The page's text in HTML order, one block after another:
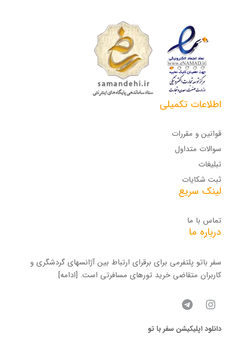
اطلاعات تکمیلی
قوانین و مقررات
سوالات متداول
تبلیغات
ثبت شکایات
لینک سریع
تماس با ما
درباره ما
سفر باتو پلتفرمی برای برقرای ارتباط بین آژانسهای گردشگری و
کاربران متقاضی خرید تورهای مسافرتی است. [ادامه]
دانلود اپلیکیشن سفر با تو